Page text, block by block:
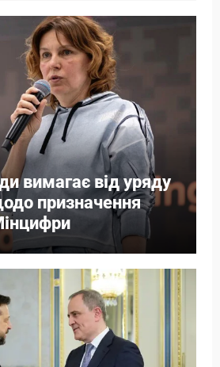
вимагає від уряду
призначення